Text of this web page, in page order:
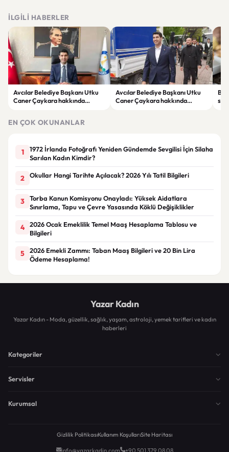
İLGILI HABERLER
Avcılar Belediye Başkanı Utku
Caner Çaykara hakkında
Avcılar Belediye Başkanı Utku
Caner Çaykara hakkında
EN ÇOK OKUNANLAR
1
1972 İrlanda Fotoğrafı Yeniden Gündemde Sevgilisi İçin Silaha
Sarılan Kadın Kimdir?
2 Okullar Hangi Tarihte Açılacak? 2026 Yılı Tatil Bilgileri
3
Torba Kanun Komisyonu Onayladı: Yüksek Aidatlara
Sınırlama, Tapu ve Çevre Yasasında Köklü Değişiklikler
4
2026 Ocak Emeklilik Temel Maaş Hesaplama Tablosu ve
Bilgileri
5
2026 Emekli Zammı: Taban Maaş Bilgileri ve 20 Bin Lira
Ödeme Hesaplama!
Yazar Kadın
Yazar Kadın - Moda, güzellik, sağlık, yaşam, astroloji, yemek tarifleri ve kadın
haberleri
Kategoriler
Servisler
Kurumsal
Gizlilik PolitikasıKullanım KoşullarıSite Haritası
info@yazarkadin.com +90 501 379 08 08